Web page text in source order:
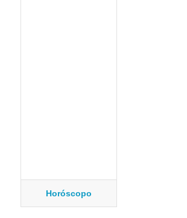
Horóscopo